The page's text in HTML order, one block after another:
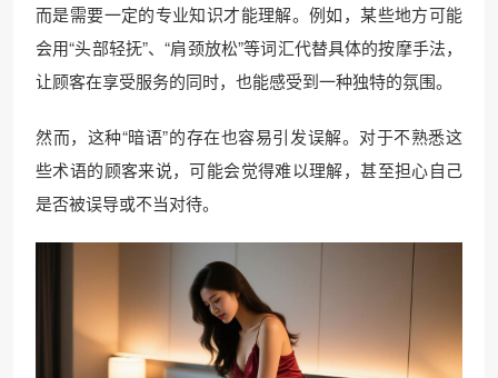
而是需要一定的专业知识才能理解。例如，某些地方可能
会用“头部轻抚”、“肩颈放松”等词汇代替具体的按摩手法，
让顾客在享受服务的同时，也能感受到一种独特的氛围。
然而，这种“暗语”的存在也容易引发误解。对于不熟悉这
些术语的顾客来说，可能会觉得难以理解，甚至担心自己
是否被误导或不当对待。